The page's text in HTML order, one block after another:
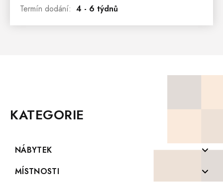
Termín dodání: 4 - 6 týdnů
KATEGORIE
NÁBYTEK
Komody z masivu
MÍSTNOSTI